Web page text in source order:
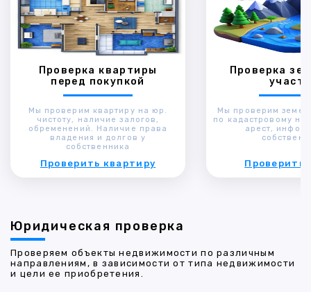
Проверка квартиры
перед покупкой
Мы проверим квартиру на юр.
чистоту, наличие залогов,
обременений. Наличие права
владения и долгов у
собственника
Проверить квартиру
Проверка
Мы проверим
по кадастровому
арест,
Проверить
Юридическая проверка
Проверяем объекты недвижимости по различным
направлениям, в зависимости от типа недвижимости
и цели ее приобретения.